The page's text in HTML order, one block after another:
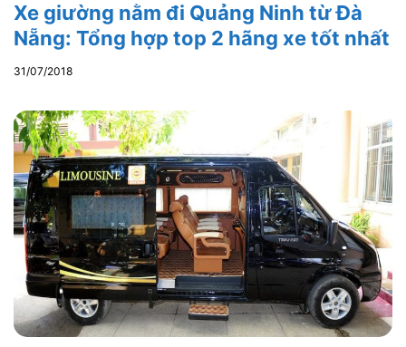
Xe giường nằm đi Quảng Ninh từ Đà
Nẵng: Tổng hợp top 2 hãng xe tốt nhất
31/07/2018